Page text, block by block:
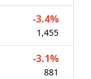
-3.4%
1,455
-3.1%
881